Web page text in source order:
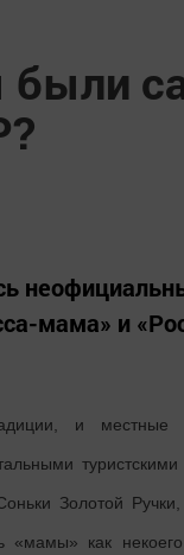
были
мама» и
и местные
туристскими
Золотой
как некоего